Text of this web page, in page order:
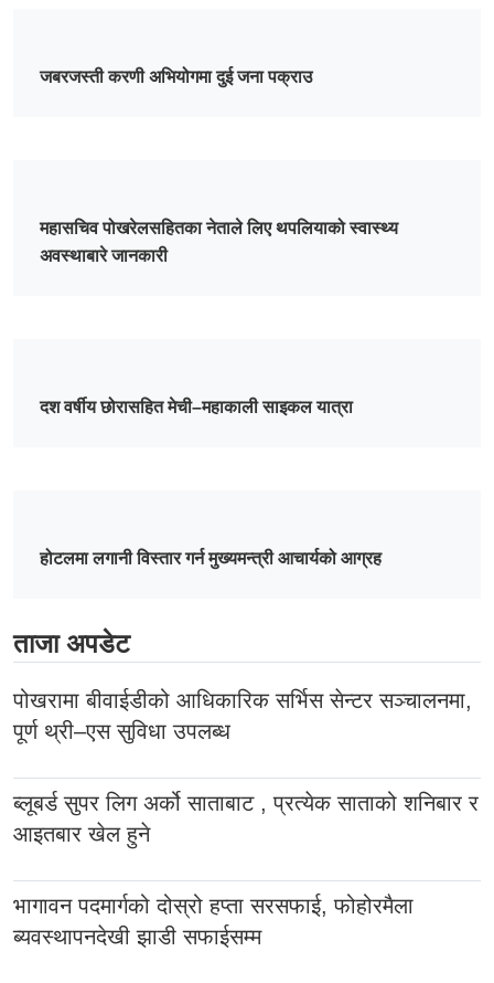
जबरजस्ती करणी अभियोगमा दुई जना पक्राउ
महासचिव पोखरेलसहितका नेताले लिए थपलियाको स्वास्थ्य
अवस्थाबारे जानकारी
दश वर्षीय छोरासहित मेची–महाकाली साइकल यात्रा
होटलमा लगानी विस्तार गर्न मुख्यमन्त्री आचार्यको आग्रह
ताजा अपडेट
पोखरामा बीवाईडीको आधिकारिक सर्भिस सेन्टर सञ्चालनमा,
पूर्ण थ्री–एस सुविधा उपलब्ध
ब्लूबर्ड सुपर लिग अर्को साताबाट , प्रत्येक साताको शनिबार र
आइतबार खेल हुने
भागावन पदमार्गको दोस्रो हप्ता सरसफाई, फोहोरमैला
ब्यवस्थापनदेखी झाडी सफाईसम्म